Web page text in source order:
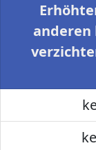
anderen